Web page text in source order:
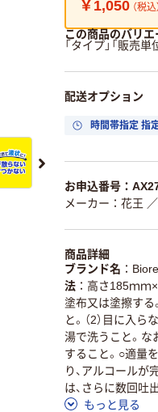
￥1,050 （税込
この商品のバリエ
「タイプ」「販売
配送オプション
時間帯指定 指
お申込番号：
メーカー：花王
商品詳細
ブランド名
法
高さ185ｍｍ
塗布又は塗擦する
と。（2）目に入
湯で洗うこと。な
すること。○適量
り、アルコール
は、さらに数回吐
もっと見る